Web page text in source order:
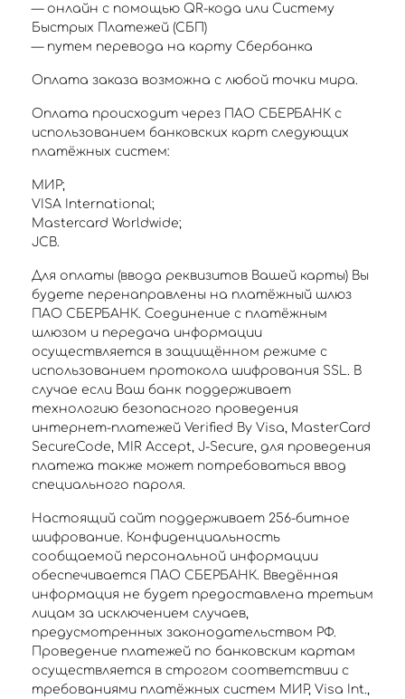
— онлайн с помощью QR-кода или Систему
Быстрых Платежей (СБП)
— путем перевода на карту Сбербанка
Оплата заказа возможна с любой точки мира.
Оплата происходит через ПАО СБЕРБАНК с
использованием банковских карт следующих
платёжных систем:
МИР;
VISA International;
Mastercard Worldwide;
JCB.
Для оплаты (ввода реквизитов Вашей карты) Вы
будете перенаправлены на платёжный шлюз
ПАО СБЕРБАНК. Соединение с платёжным
шлюзом и передача информации
осуществляется в защищённом режиме с
использованием протокола шифрования SSL. В
случае если Ваш банк поддерживает
технологию безопасного проведения
интернет-платежей Verified By Visa, MasterCard
SecureCode, MIR Accept, J-Secure, для проведения
платежа также может потребоваться ввод
специального пароля.
Настоящий сайт поддерживает 256-битное
шифрование. Конфиденциальность
сообщаемой персональной информации
обеспечивается ПАО СБЕРБАНК. Введённая
информация не будет предоставлена третьим
лицам за исключением случаев,
предусмотренных законодательством РФ.
Проведение платежей по банковским картам
осуществляется в строгом соответствии с
требованиями платёжных систем МИР, Visa Int.,